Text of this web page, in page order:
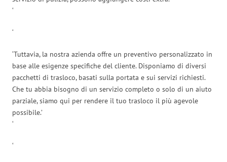
‘
‘
‘Tuttavia, la nostra azienda offre un preventivo personalizzato in
base alle esigenze specifiche del cliente. Disponiamo di diversi
pacchetti di trasloco, basati sulla portata e sui servizi richiesti.
Che tu abbia bisogno di un servizio completo o solo di un aiuto
parziale, siamo qui per rendere il tuo trasloco il più agevole
possibile.’
‘
‘